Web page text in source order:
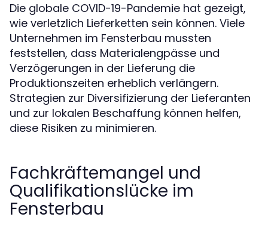
Die globale COVID-19-Pandemie hat gezeigt,
wie verletzlich Lieferketten sein können. Viele
Unternehmen im Fensterbau mussten
feststellen, dass Materialengpässe und
Verzögerungen in der Lieferung die
Produktionszeiten erheblich verlängern.
Strategien zur Diversifizierung der Lieferanten
und zur lokalen Beschaffung können helfen,
diese Risiken zu minimieren.
Fachkräftemangel und
Qualifikationslücke im
Fensterbau